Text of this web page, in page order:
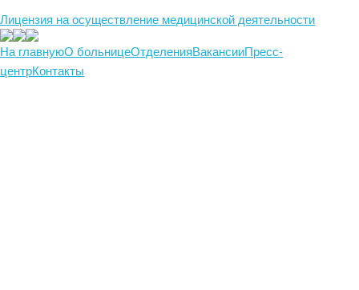
Лицензия на осуществление медицинской деятельности
На главнуюО больницеОтделенияВакансииПресс-
центрКонтакты